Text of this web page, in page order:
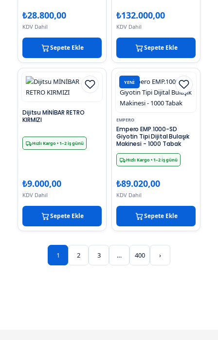
₺28.800,00
KDV Dahil
Sepete Ekle
₺132.000,00
KDV Dahil
Sepete Ekle
Dijitsu MİNİBAR RETRO
KIRMIZI
Hızlı Kargo• 1–2 iş günü
₺9.000,00
KDV Dahil
Sepete Ekle
YENI
EMPERO
Empero EMP.1000-SD
Giyotin Tipi Dijital Bulaşık
Makinesi - 1000 Tabak
Hızlı Kargo• 1–2 iş günü
₺89.020,00
KDV Dahil
Sepete Ekle
1 2 3 … 400 ›